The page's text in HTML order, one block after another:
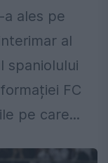
a ales pe
al
spaniolului
FC
pe care...